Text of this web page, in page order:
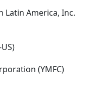
America, Inc.
(YMFC)